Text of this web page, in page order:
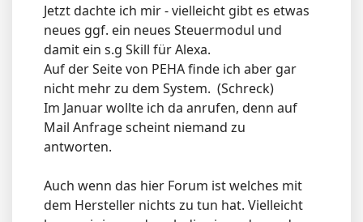
Jetzt dachte ich mir - vielleicht gibt es etwas
neues ggf. ein neues Steuermodul und
damit ein s.g Skill für Alexa.
Auf der Seite von PEHA finde ich aber gar
nicht mehr zu dem System. (Schreck)
Im Januar wollte ich da anrufen, denn auf
Mail Anfrage scheint niemand zu
antworten.
Auch wenn das hier Forum ist welches mit
dem Hersteller nichts zu tun hat. Vielleicht